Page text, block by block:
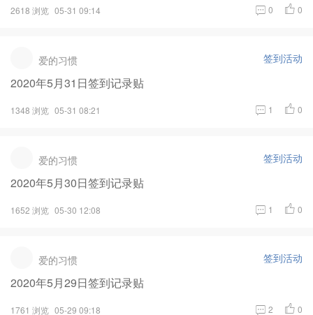
2618 浏览 05-31 09:14 0 0
爱的习惯 签到活动
2020年5月31日签到记录贴
1348 浏览 05-31 08:21 1 0
爱的习惯 签到活动
2020年5月30日签到记录贴
1652 浏览 05-30 12:08 1 0
爱的习惯 签到活动
2020年5月29日签到记录贴
1761 浏览 05-29 09:18 2 0